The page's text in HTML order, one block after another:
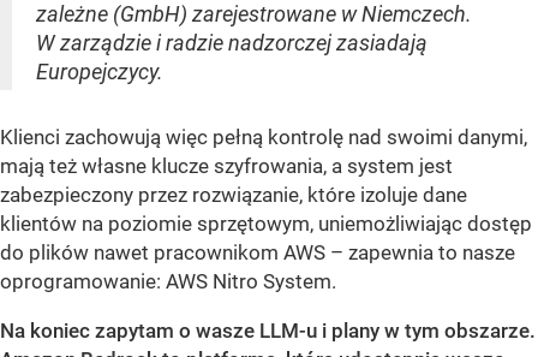
zależne (GmbH) zarejestrowane w Niemczech.
W zarządzie i radzie nadzorczej zasiadają
Europejczycy.
Klienci zachowują więc pełną kontrolę nad swoimi danymi,
mają też własne klucze szyfrowania, a system jest
zabezpieczony przez rozwiązanie, które izoluje dane
klientów na poziomie sprzętowym, uniemożliwiając dostęp
do plików nawet pracownikom AWS – zapewnia to nasze
oprogramowanie: AWS Nitro System.
Na koniec zapytam o wasze LLM-u i plany w tym obszarze.